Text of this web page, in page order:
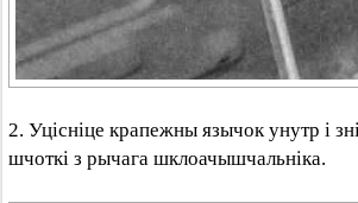
2. Уцісніце крапежны язычок унутр і
шчоткі з рычага шклоачышчальніка.